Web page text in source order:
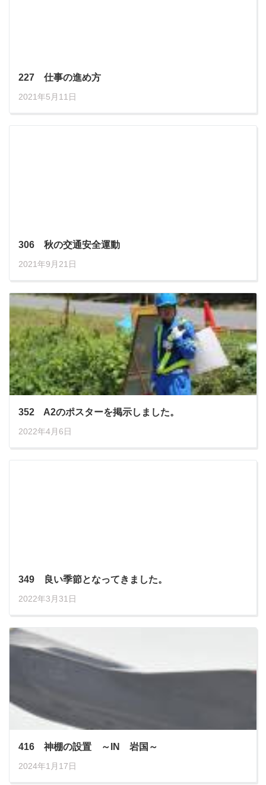
227 仕事の進め方
2021年5月11日
306 秋の交通安全運動
2021年9月21日
352 A2のポスターを掲示しました。
2022年4月6日
349 良い季節となってきました。
2022年3月31日
416 神棚の設置 ～IN 岩国～
2024年1月17日